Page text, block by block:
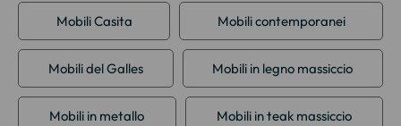
Mobili Casita Mobili contemporanei
Mobili del Galles Mobili in legno massiccio
Mobili in metallo Mobili in teak massiccio